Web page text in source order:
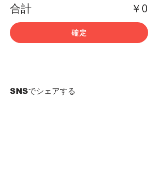
合計 ￥0
確定
SNSでシェアする